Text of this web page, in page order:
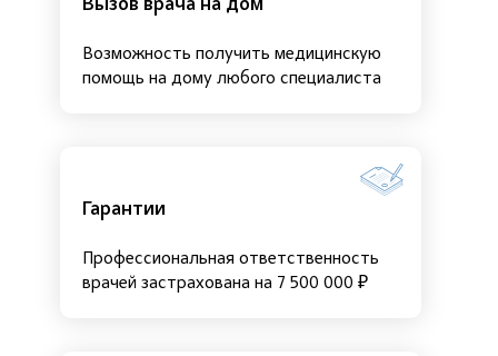
Вызов врача на дом
Возможность получить медицинскую
помощь на дому любого специалиста
Гарантии
Профессиональная ответственность
врачей застрахована на 7 500 000 ₽